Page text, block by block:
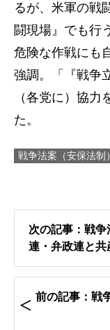
るが、米軍の戦
闘現場』でも行
危険な作戦にも
強調。「『戦争
（各党に）協力
た。
戦争法案（安保法制）
次の記事：戦
連・弁政連と共
前の記事：戦